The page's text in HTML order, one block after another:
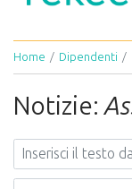
Home Dipendenti
Notizie: